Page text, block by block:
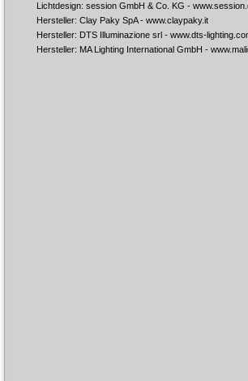
Lichtdesign: session GmbH & Co. KG -
Hersteller: Clay Paky SpA - www.claypaky.it
Hersteller: DTS Illuminazione srl - www.dts-
Hersteller: MA Lighting International GmbH -